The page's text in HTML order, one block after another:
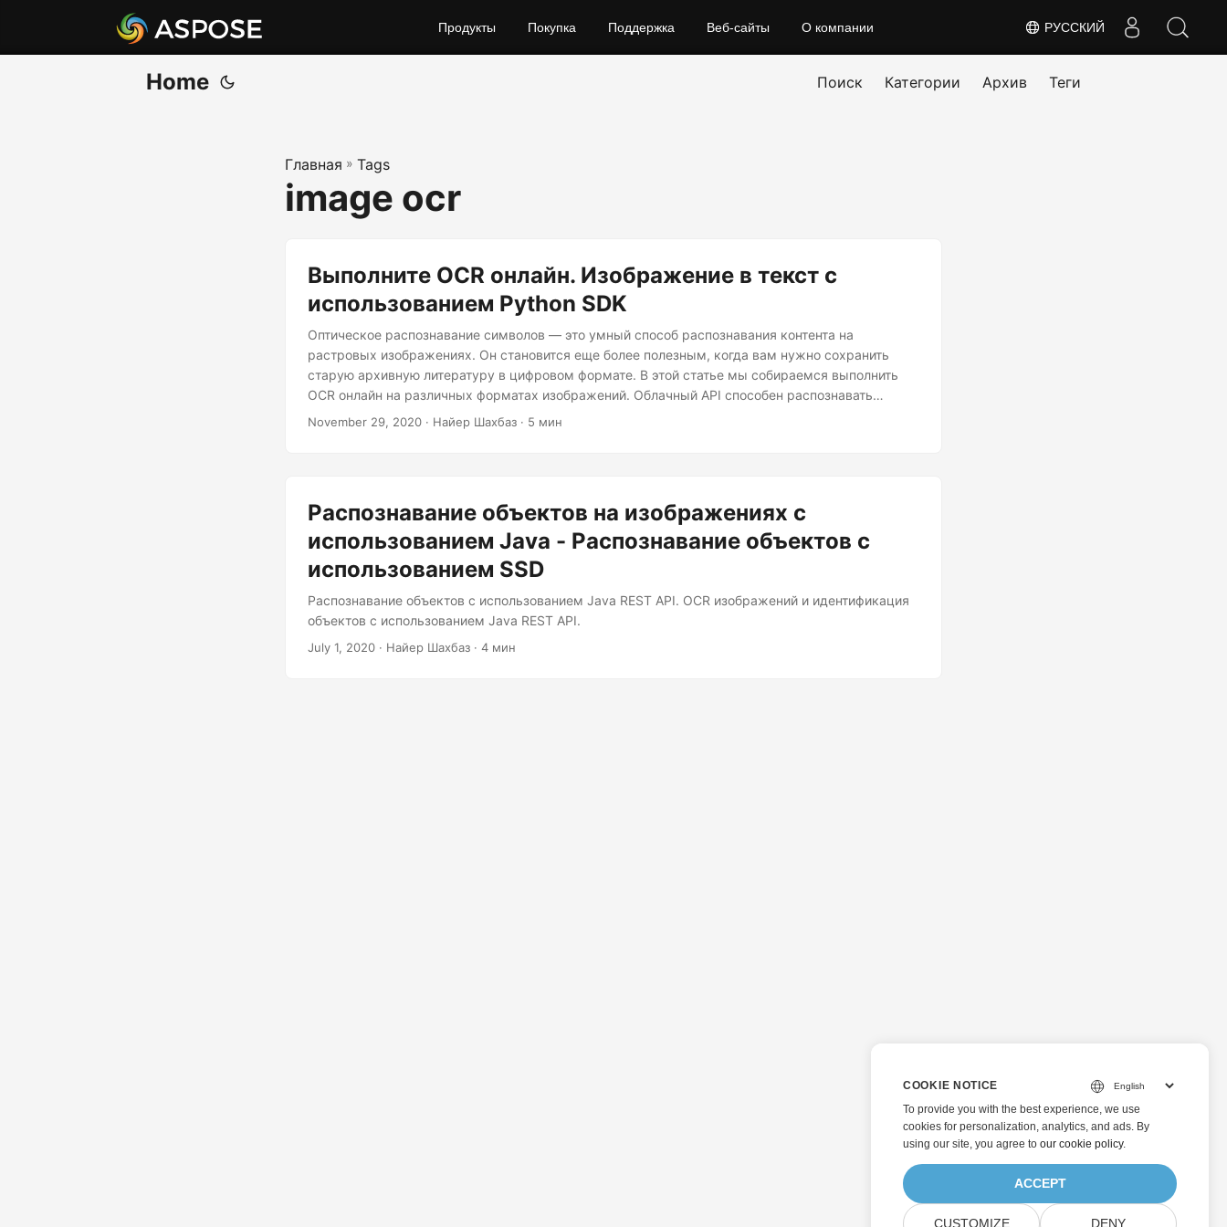
РУССКИЙ
Продукты Покупка Поддержка Веб-сайты О компании
Home Поиск Категории Архив Теги
Главная » Tags
image ocr
Выполните OCR онлайн. Изображение в текст с
использованием Python SDK
Оптическое распознавание символов — это умный способ распознавания контента на
растровых изображениях. Он становится еще более полезным, когда вам нужно сохранить
старую архивную литературу в цифровом формате. В этой статье мы собираемся выполнить
OCR онлайн на различных форматах изображений. Облачный API способен распознавать
английский, французский, немецкий, итальянский, португальский и испанский языки.
November 29, 2020 · Найер Шахбаз · 5 мин
Распознавание объектов на изображениях с
использованием Java - Распознавание объектов с
использованием SSD
Распознавание объектов с использованием Java REST API. OCR изображений и идентификация
объектов с использованием Java REST API.
July 1, 2020 · Найер Шахбаз · 4 мин
COOKIE NOTICE
To provide you with the best experience, we use
cookies for personalization, analytics, and ads. By
using our site, you agree to our cookie policy.
ACCEPT
CUSTOMIZE DENY